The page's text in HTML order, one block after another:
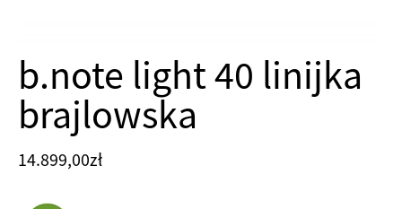
b.note light 40 linijka
brajlowska
14.899,00zł